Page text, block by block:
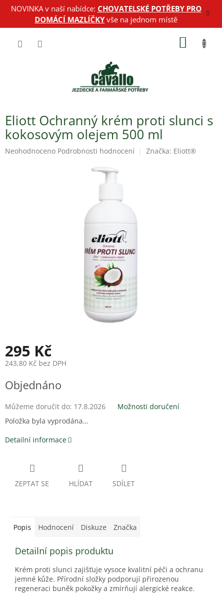
PřejítNOVINKA v naší nabídce: CHOVATELSKÉ POTŘEBY PRO
DOMÁCÍ MAZLÍČKYvše na jednom místě
Eliott Ochranný krém proti slunci s
kokosovým olejem 500 ml
Průměrné
Neohodnoceno Podrobnosti hodnocení Značka: Eliott®
295 Kč
243,80 Kč bez DPH
cena:
Objednáno
Můžeme doručit do: 17.8.2026
Možnosti doručení
Položka byla vyprodána…
Detailní informace
ZEPTAT SE HLÍDAT SDÍLET
Popis Hodnocení Diskuze Značka
Detailní popis produktu
Krém proti slunci zajišťuje vysoce kvalitní péči a ochranu
jemné kůže. Přírodní složky podporují přirozenou
regeneraci buněk pokožky a zmírňují alergické reakce.